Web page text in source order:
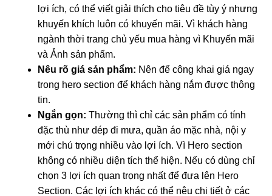
lợi ích, có thể viết giải thích cho tiêu đề tùy ý nhưng
khuyến khích luôn có khuyến mãi. Vì khách hàng
ngành thời trang chủ yếu mua hàng vì Khuyến mãi
và Ảnh sản phẩm.
Nêu rõ giá sản phẩm: Nên để công khai giá ngay
trong hero section để khách hàng nắm được thông
tin.
Ngắn gọn: Thường thì chỉ các sản phẩm có tính
đặc thù như dép đi mưa, quần áo mặc nhà, nội y
mới chú trọng nhiều vào lợi ích. Vì Hero section
không có nhiều diện tích thể hiện. Nếu có dùng chỉ
chọn 3 lợi ích quan trọng nhất để đưa lên Hero
Section. Các lợi ích khác có thể nêu chi tiết ở các